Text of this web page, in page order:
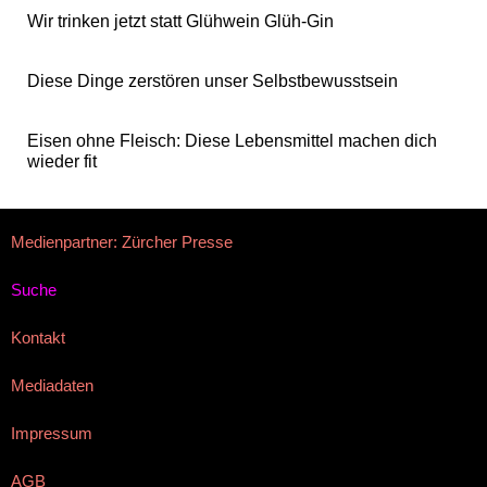
Wir trinken jetzt statt Glühwein Glüh-Gin
Diese Dinge zerstören unser Selbstbewusstsein
Eisen ohne Fleisch: Diese Lebensmittel machen dich
wieder fit
Medienpartner: Zürcher Presse
Suche
Kontakt
Mediadaten
Impressum
AGB